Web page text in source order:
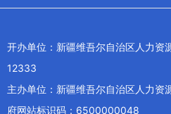
技能人才评价工作网
新疆新闻网
新疆电视台
开办单位：新疆维吾尔自治区人力
12333
主办单位：新疆维吾尔自治区人力
府网站标识码：6500000048